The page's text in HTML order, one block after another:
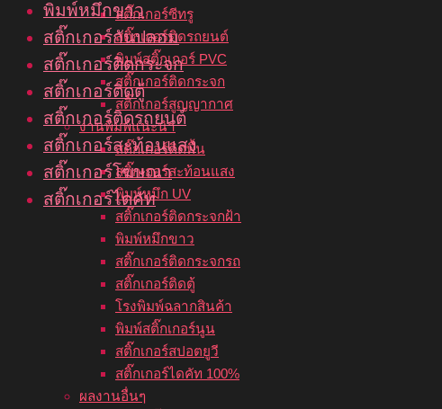
สติ๊กเกอร์ซีทรู
สติ๊กเกอร์ติดรถยนต์
พิมพ์สติ๊กเกอร์ PVC
สติ๊กเกอร์ติดกระจก
สติ๊กเกอร์สูญญากาศ
งานพิมพ์แนะนำ
สติ๊กเกอร์ติดพื้น
สติ๊กเกอร์สะท้อนแสง
พิมพ์หมึก UV
สติ๊กเกอร์ติดกระจกฝ้า
พิมพ์หมึกขาว
สติ๊กเกอร์ติดกระจกรถ
สติ๊กเกอร์ติดตู้
โรงพิมพ์ฉลากสินค้า
พิมพ์สติ๊กเกอร์นูน
สติ๊กเกอร์สปอตยูวี
สติ๊กเกอร์ไดคัท 100%
ผลงานอื่นๆ
พิมพ์หมึกขาว
สติ๊กเกอร์กันปลอม
สติ๊กเกอร์ติดกระจก
สติ๊กเกอร์ติดตู้
สติ๊กเกอร์ติดรถยนต์
สติ๊กเกอร์สะท้อนแสง
สติ๊กเกอร์โฆษณา
สติ๊กเกอร์ไดคัท